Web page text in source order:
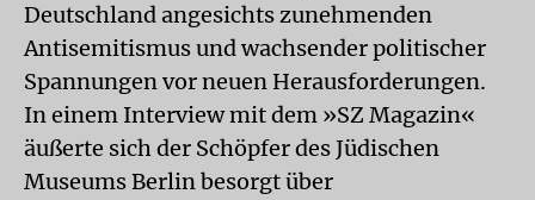
Deutschland angesichts zunehmenden
Antisemitismus und wachsender politischer
Spannungen vor neuen Herausforderungen.
In einem Interview mit dem »SZ Magazin«
äußerte sich der Schöpfer des Jüdischen
Museums Berlin besorgt über